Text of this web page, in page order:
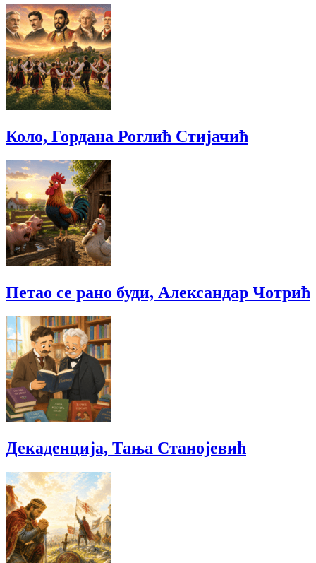
Коло, Гордана Роглић Стијачић
Петао се рано буди, Александар Чотрић
Декаденција, Тања Станојевић